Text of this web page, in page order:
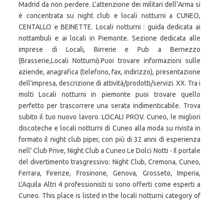
Madrid da non perdere. L’attenzione dei militari dell’Arma si
è concentrata su night club e locali notturni a CUNEO,
CENTALLO e BEINETTE. Locali notturni : guida dedicata ai
nottambuli e ai locali in Piemonte. Sezione dedicata alle
imprese di Locali, Birrerie e Pub a Bernezzo
(Brasserie,Locali Notturni).Puoi trovare informazioni sulle
aziende, anagrafica (telefono, fax, indirizzo), presentazione
dell'impresa, descrizione di attività/prodotti/servizi. XX. Tra i
molti Locali notturni in piemonte puoi trovare quello
perfetto per trascorrere una serata indimenticabile. Trova
subito il tuo nuovo lavoro. LOCALI PROV. Cuneo, le migliori
discoteche e locali notturni di Cuneo alla moda su rivista in
formato il night club piper, con più di 32 anni di esperienza
nell' Club Prive, Night Club a Cuneo Le Dolci Notti - Il portale
del divertimento trasgressivo: Night Club, Cremona, Cuneo,
Ferrara, Firenze, Frosinone, Genova, Grosseto, Imperia,
L'Aquila Altri 4 professionisti si sono offerti come esperti a
Cuneo. This place is listed in the locali notturni category of